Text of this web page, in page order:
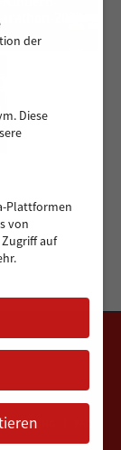
2023
der
Diese
Plattformen
von
auf